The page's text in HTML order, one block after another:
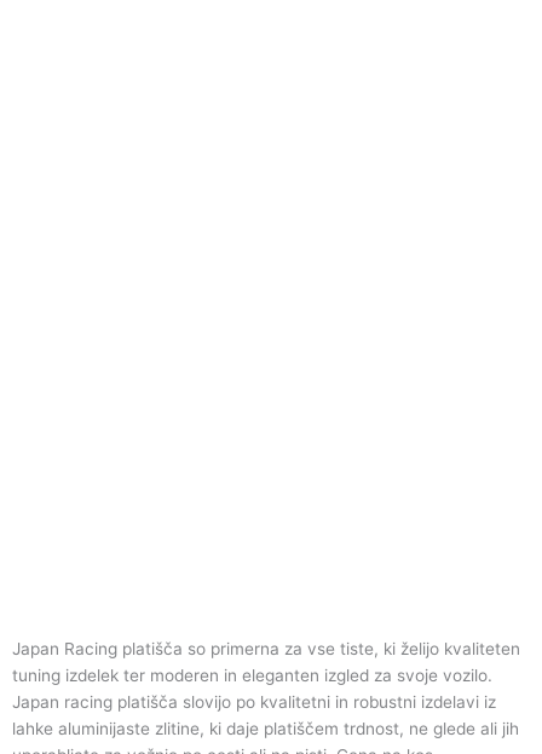
Japan Racing platišča so primerna za vse tiste, ki želijo kvaliteten
tuning izdelek ter moderen in eleganten izgled za svoje vozilo.
Japan racing platišča slovijo po kvalitetni in robustni izdelavi iz
lahke aluminijaste zlitine, ki daje platiščem trdnost, ne glede ali jih